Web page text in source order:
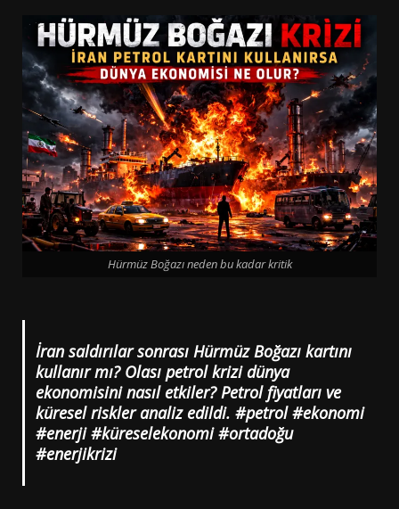
Hürmüz Boğazı neden bu kadar kritik
İran saldırılar sonrası Hürmüz Boğazı kartını
kullanır mı? Olası petrol krizi dünya
ekonomisini nasıl etkiler? Petrol fiyatları ve
küresel riskler analiz edildi. #petrol #ekonomi
#enerji #küreselekonomi #ortadoğu
#enerjikrizi